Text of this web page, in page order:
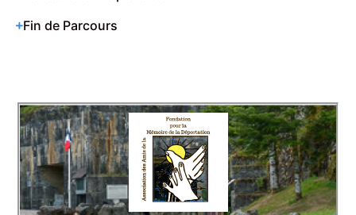
Fin de Parcours